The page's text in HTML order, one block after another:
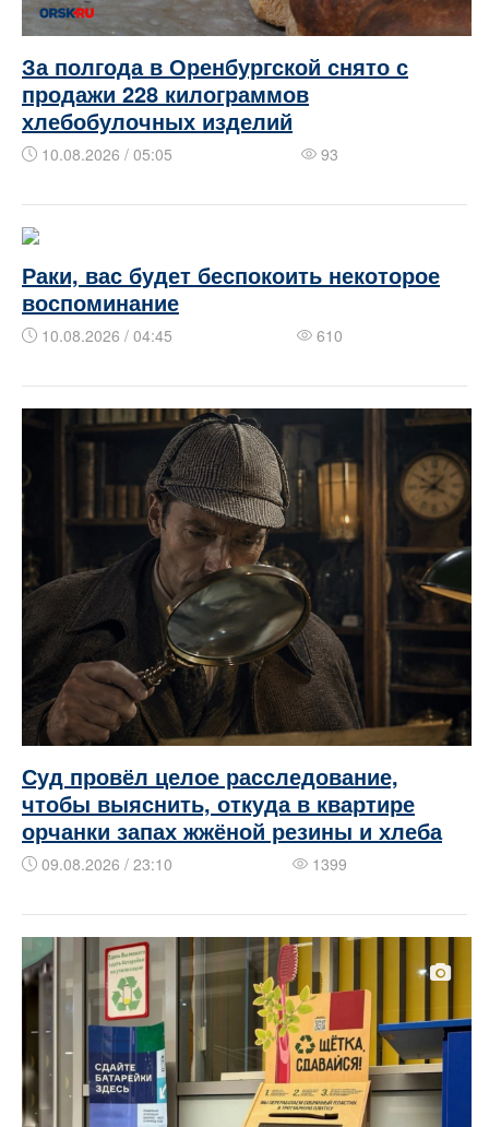
За полгода в Оренбургской снято с
продажи 228 килограммов
хлебобулочных изделий
10.08.2026 / 05:05 93
Раки, вас будет беспокоить некоторое
воспоминание
10.08.2026 / 04:45 610
Суд провёл целое расследование,
чтобы выяснить, откуда в квартире
орчанки запах жжёной резины и хлеба
09.08.2026 / 23:10 1399